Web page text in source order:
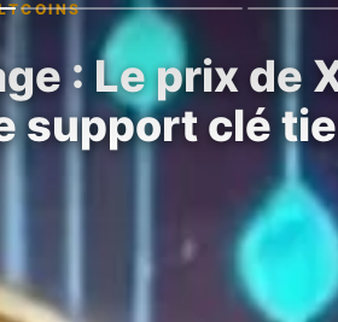
: Le prix de
support clé